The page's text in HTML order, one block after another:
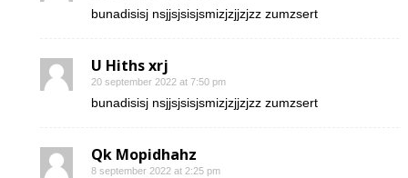
bunadisisj nsjjsjsisjsmizjzjjzjzz zumzsert
U Hiths xrj
20 september 2022 at 7:50 pm
bunadisisj nsjjsjsisjsmizjzjjzjzz zumzsert
Qk Mopidhahz
8 september 2022 at 2:25 pm